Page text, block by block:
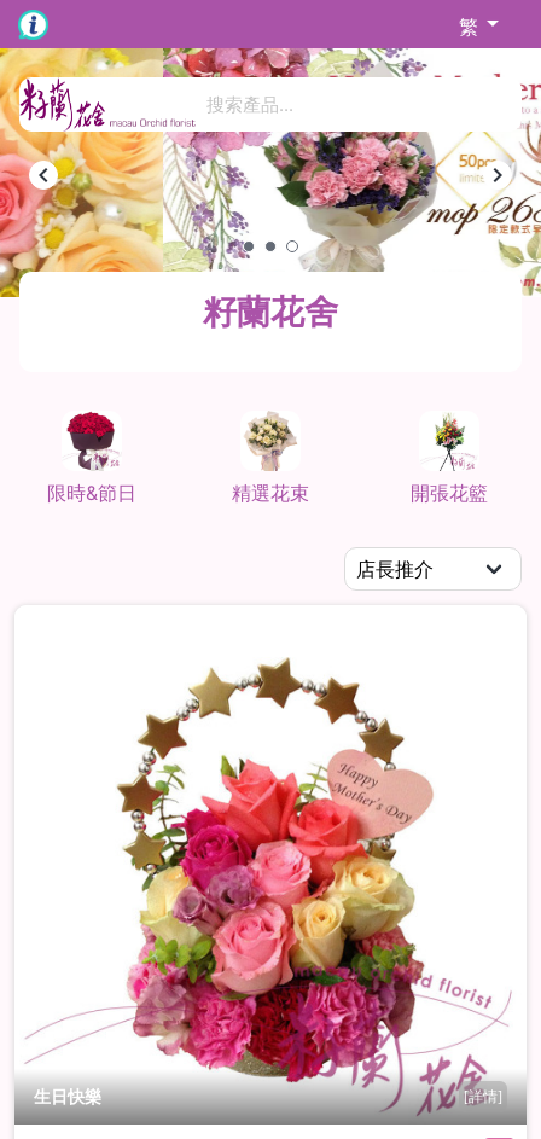
繁
籽蘭花舍
限時&節日 精選花束 開張花籃
生日快樂 [詳情]